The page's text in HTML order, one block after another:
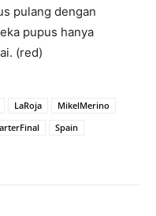
pulang dengan
pupus hanya
(red)
LaRoja
MikelMerino
Spain